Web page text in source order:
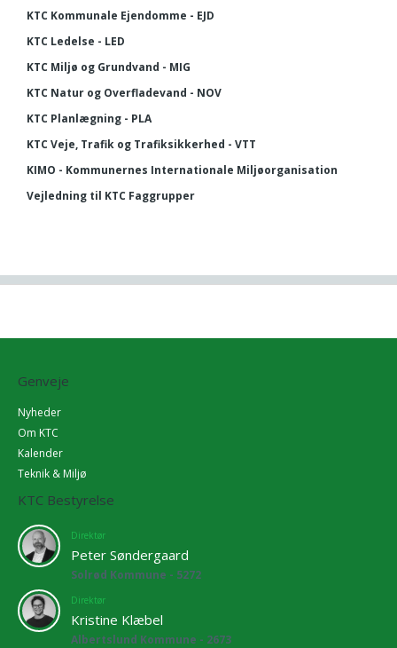
KTC Kommunale Ejendomme - EJD
KTC Ledelse - LED
KTC Miljø og Grundvand - MIG
KTC Natur og Overfladevand - NOV
KTC Planlægning - PLA
KTC Veje, Trafik og Trafiksikkerhed - VTT
KIMO - Kommunernes Internationale Miljøorganisation
Vejledning til KTC Faggrupper
Genveje
Nyheder
Om KTC
Kalender
Teknik & Miljø
KTC Bestyrelse
Direktør
Peter Søndergaard
Solrød Kommune - 5272
Direktør
Kristine Klæbel
Albertslund Kommune - 2673